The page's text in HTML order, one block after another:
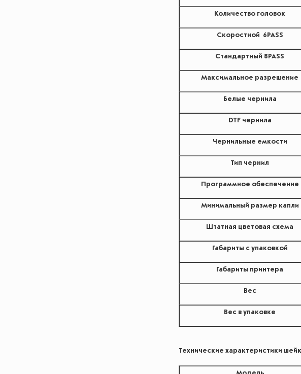
Количество головок
Скоростной 6PASS
Стандартный 8PASS
Максимальное разрешение
Белые чернила
DTF чернила
Чернильные емкости
Тип чернил
Программное обеспечение
Минимальный размер капли
Штатная цветовая схема
Габариты с упаковкой
Габариты принтера
Вес
Вес в упаковке
Технические характеристики